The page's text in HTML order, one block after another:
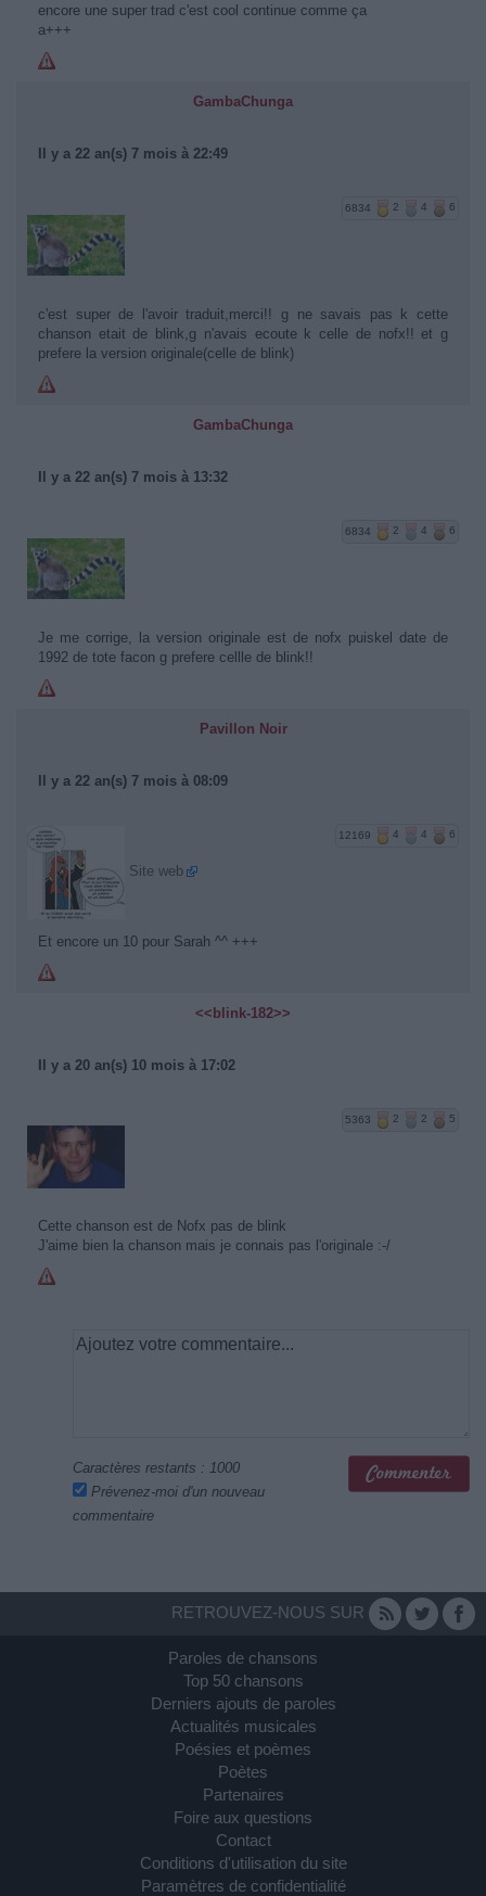
encore une super trad c'est cool continue comme ça
a+++
GambaChunga
Il y a 22 an(s) 7 mois à 22:49
6834 2 4 6
c'est super de l'avoir traduit,merci!! g ne savais pas k cette
chanson etait de blink,g n'avais ecoute k celle de nofx!! et g
prefere la version originale(celle de blink)
GambaChunga
Il y a 22 an(s) 7 mois à 13:32
6834 2 4 6
Je me corrige, la version originale est de nofx puiskel date de
1992 de tote facon g prefere cellle de blink!!
Pavillon Noir
Il y a 22 an(s) 7 mois à 08:09
12169 4 4 6
Site web
Et encore un 10 pour Sarah ^^ +++
<<blink-182>>
Il y a 20 an(s) 10 mois à 17:02
5363 2 2 5
Cette chanson est de Nofx pas de blink
J'aime bien la chanson mais je connais pas l'originale :-/
Caractères restants : 1000
Prévenez-moi d'un nouveau
commentaire
RETROUVEZ-NOUS SUR
Paroles de chansons
Top 50 chansons
Derniers ajouts de paroles
Actualités musicales
Poésies et poèmes
Poètes
Partenaires
Foire aux questions
Contact
Conditions d'utilisation du site
Paramètres de confidentialité